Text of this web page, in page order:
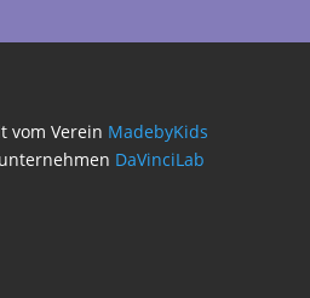
vom Verein MadebyKids
DaVinciLab